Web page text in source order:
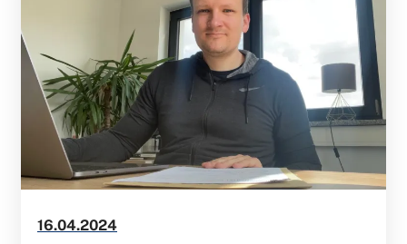
16.04.2024